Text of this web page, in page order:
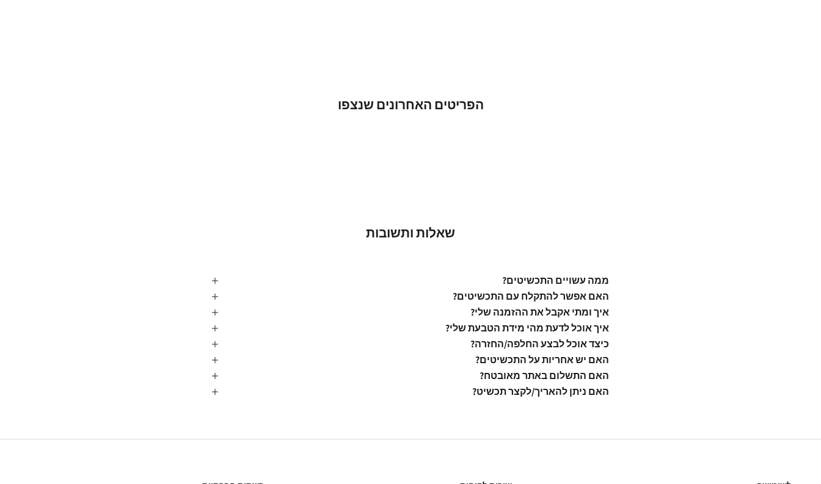
הפריטים האחרונים שנצפו
שאלות ותשובות
ממה עשויים התכשיטים?
האם אפשר להתקלח עם התכשיטים?
איך ומתי אקבל את ההזמנה שלי?
איך אוכל לדעת מהי מידת הטבעת שלי?
כיצד אוכל לבצע החלפה/החזרה?
האם יש אחריות על התכשיטים?
האם התשלום באתר מאובטח?
האם ניתן להאריך/לקצר תכשיט?